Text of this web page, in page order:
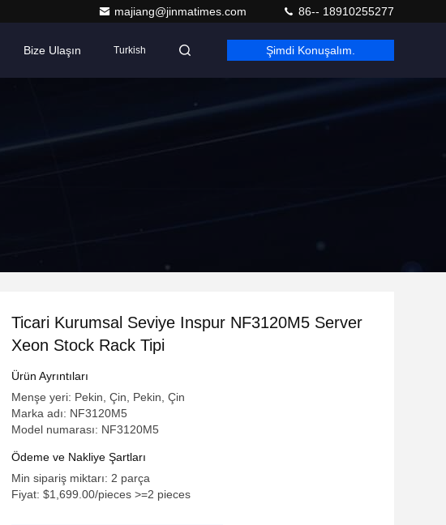
majiang@jinmatimes.com 86-- 18910255277
Bize Ulaşın Turkish Şimdi Konuşalım.
Ticari Kurumsal Seviye Inspur NF3120M5 Server
Xeon Stock Rack Tipi
Ürün Ayrıntıları
Menşe yeri: Pekin, Çin, Pekin, Çin
Marka adı: NF3120M5
Model numarası: NF3120M5
Ödeme ve Nakliye Şartları
Min sipariş miktarı: 2 parça
Fiyat: $1,699.00/pieces >=2 pieces